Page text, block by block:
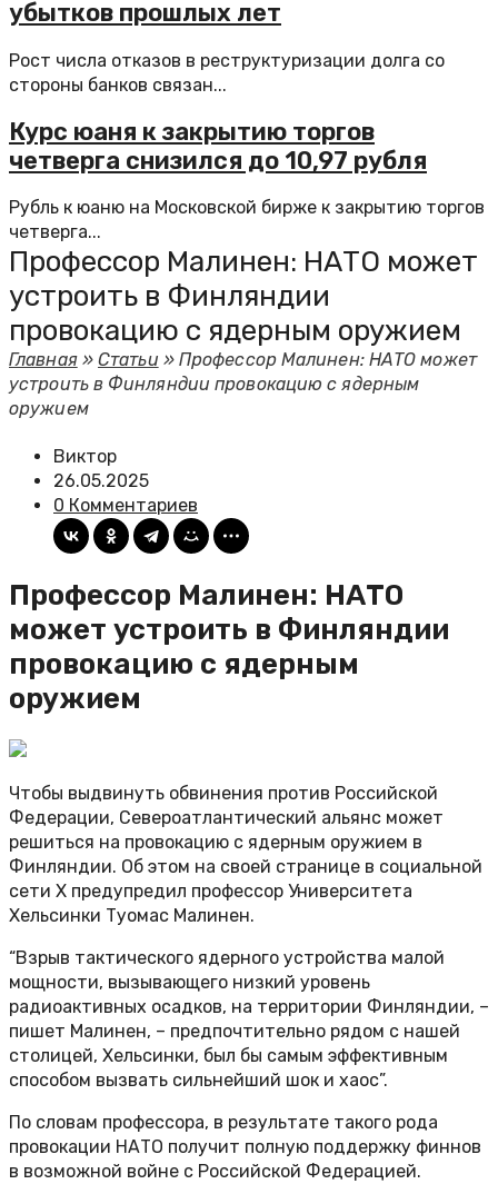
убытков прошлых лет
Рост числа отказов в реструктуризации долга со
стороны банков связан...
Курс юаня к закрытию торгов
четверга снизился до 10,97 рубля
Рубль к юаню на Московской бирже к закрытию торгов
четверга...
Профессор Малинен: НАТО может
устроить в Финляндии
провокацию с ядерным оружием
Главная»Статьи » Профессор Малинен: НАТО может
устроить в Финляндии провокацию с ядерным
оружием
Виктор
26.05.2025
0 Комментариев
Профессор Малинен: НАТО
может устроить в Финляндии
провокацию с ядерным
оружием
Чтобы выдвинуть обвинения против Российской
Федерации, Североатлантический альянс может
решиться на провокацию с ядерным оружием в
Финляндии. Об этом на своей странице в социальной
сети Х предупредил профессор Университета
Хельсинки Туомас Малинен.
“Взрыв тактического ядерного устройства малой
мощности, вызывающего низкий уровень
радиоактивных осадков, на территории Финляндии, –
пишет Малинен, – предпочтительно рядом с нашей
столицей, Хельсинки, был бы самым эффективным
способом вызвать сильнейший шок и хаос”.
По словам профессора, в результате такого рода
провокации НАТО получит полную поддержку финнов
в возможной войне с Российской Федерацией.